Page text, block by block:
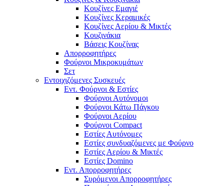
Κουζίνες Εμαγιέ
Κουζίνες Κεραμικές
Κουζίνες Αερίου & Μικτές
Κουζινάκια
Βάσεις Κουζίνας
Απορροφητήρες
Φούρνοι Μικροκυμάτων
Σετ
Εντοιχιζόμενες Συσκευές
Εντ. Φούρνοι & Εστίες
Φούρνοι Αυτόνομοι
Φούρνοι Κάτω Πάγκου
Φούρνοι Αερίου
Φούρνοι Compact
Εστίες Αυτόνομες
Εστίες συνδυαζόμενες με Φούρνο
Εστίες Αερίου & Μικτές
Εστίες Domino
Εντ. Απορροφητήρες
Συρόμενοι Απορροφητήρες